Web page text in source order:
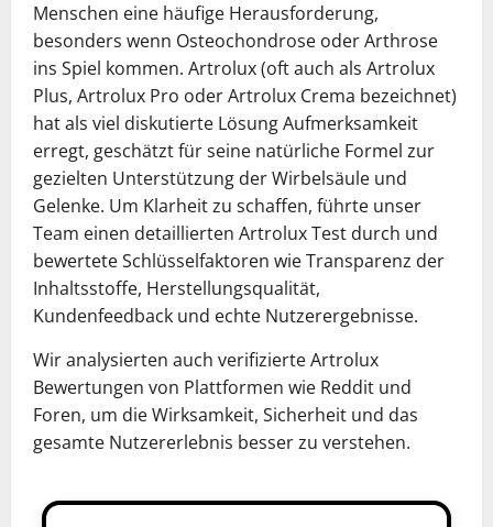
Menschen eine häufige Herausforderung,
besonders wenn Osteochondrose oder Arthrose
ins Spiel kommen. Artrolux (oft auch als Artrolux
Plus, Artrolux Pro oder Artrolux Crema bezeichnet)
hat als viel diskutierte Lösung Aufmerksamkeit
erregt, geschätzt für seine natürliche Formel zur
gezielten Unterstützung der Wirbelsäule und
Gelenke. Um Klarheit zu schaffen, führte unser
Team einen detaillierten Artrolux Test durch und
bewertete Schlüsselfaktoren wie Transparenz der
Inhaltsstoffe, Herstellungsqualität,
Kundenfeedback und echte Nutzerergebnisse.
Wir analysierten auch verifizierte Artrolux
Bewertungen von Plattformen wie Reddit und
Foren, um die Wirksamkeit, Sicherheit und das
gesamte Nutzererlebnis besser zu verstehen.